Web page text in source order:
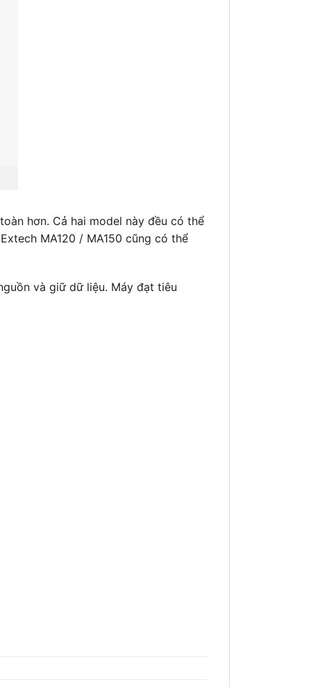
hơn. Cả hai model này đều có thể
MA120 / MA150 cũng có thể
và giữ dữ liệu. Máy đạt tiêu